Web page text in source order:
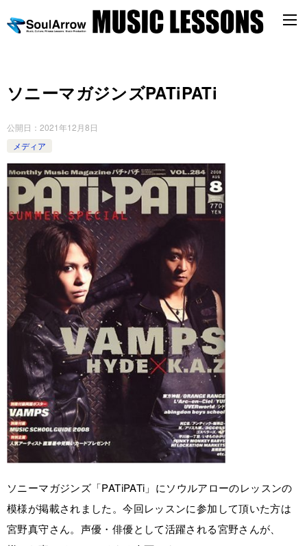
ソニーマガジンズPATiPATi
公開日： 2021年12月8日
メディア
ソニーマガジンズ「PATiPATi」にソウルアローのレッスンの
模様が掲載されました。今回レッスンに参加して頂いた方は
宮野真守さん。声優・俳優として活躍される宮野さんが、